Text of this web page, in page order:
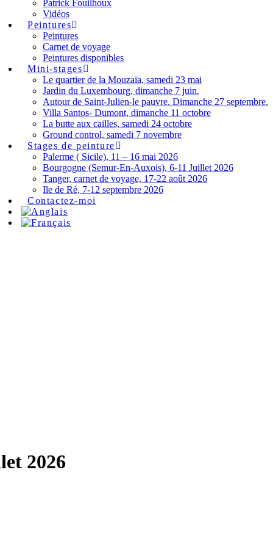
Patrick Fouilhoux
Vidéos
Peintures
Peintures
Carnet de voyage
Peintures disponibles
Mini-stages
Le quartier de la Mouzaïa, samedi 23 mai
Jardin du Luxembourg, dimanche 7 juin.
Autour de Saint-Julien-le pauvre. Dimanche 27 septembre.
Villa Santos- Dumont, dimanche 11 octobre
La butte aux cailles, samedi 24 octobre
Ground control, samedi 7 novembre
Stages de peinture
Palerme ( Sicile), 11 – 16 mai 2026
Bourgogne (Semur-En-Auxois), 6-11 Juillet 2026
Tanger, carnet de voyage, 17-22 août 2026
Ile de Ré, 7-12 septembre 2026
Contactez-moi
2026